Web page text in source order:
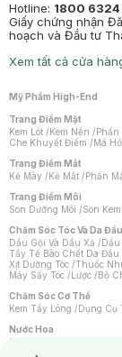
Hotline: 1800 6324
Giấy chứng nhận
hoạch và Đầu tư
Xem tất cả cửa
Mỹ Phẩm High-End
Trang Điểm Mặt
Kem Lót /Kem Nền /Phấn
Che Khuyết Điểm /Má
Trang Điểm Mắt
Kẻ Mày /Kẻ Mắt /Phấn
Trang Điểm Môi
Son Dưỡng Môi /Son
Chăm Sóc Tóc Và Da Đầu
Dầu Gội Và Dầu Xả /Dầu
Tẩy Tế Bào Chết Da Đầu
Xịt Dưỡng Tóc /Thuốc
Máy Sấy Tóc /Lược /Bộ
Chăm Sóc Cơ Thể
Kem Tẩy Lông /Dụng Cụ
Nước Hoa
Nước Hoa Nữ